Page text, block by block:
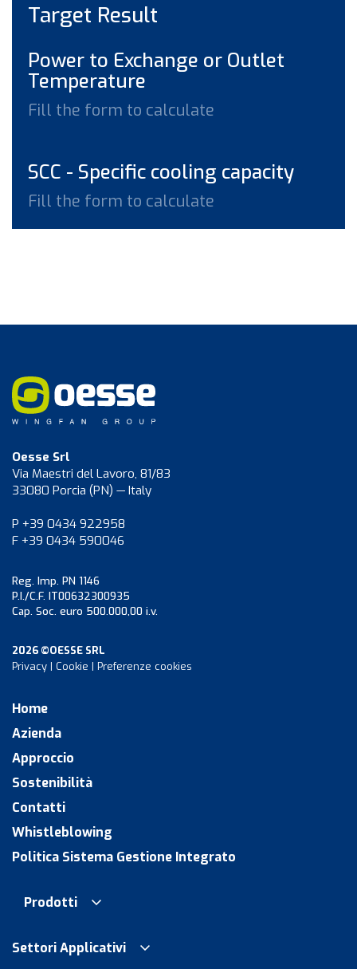
Target Result
Power to Exchange or Outlet
Temperature
Fill the form to calculate
SCC - Specific cooling capacity
Fill the form to calculate
Oesse Srl
Via Maestri del Lavoro, 81/83
33080 Porcia (PN) — Italy
P +39 0434 922958
F +39 0434 590046
Reg. Imp. PN 1146
P.I./C.F. IT00632300935
Cap. Soc. euro 500.000,00 i.v.
2026 ©OESSE SRL
Privacy | Cookie | Preferenze cookies
Home
Azienda
Approccio
Sostenibilità
Contatti
Whistleblowing
Politica Sistema Gestione Integrato
Prodotti
Settori Applicativi